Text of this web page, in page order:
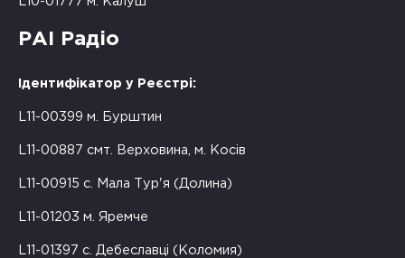
РАІ Радіо
Ідентифікатор у Реєстрі:
L11-00399 м. Бурштин
L11-00887 смт. Верховина, м. Косів
L11-00915 с. Мала Тур'я (Долина)
L11-01203 м. Яремче
L11-01397 с. Дебеславці (Коломия)